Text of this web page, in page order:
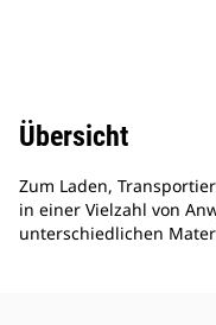
Übersicht
Zum Laden,
in einer Vielzahl von
unterschiedlichen